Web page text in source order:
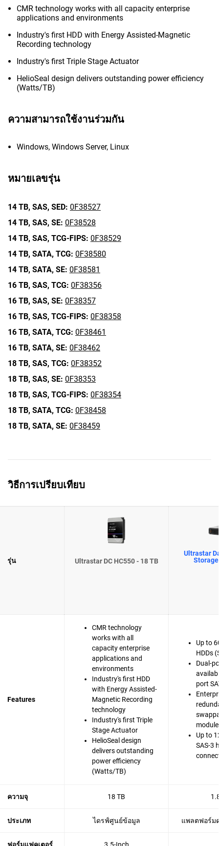
CMR technology works with all capacity enterprise
applications and environments
Industry's first HDD with Energy Assisted-Magnetic
Recording technology
Industry's first Triple Stage Actuator
HelioSeal design delivers outstanding power efficiency
(Watts/TB)
ความสามารถใช้งานร่วมกัน
Windows, Windows Server, Linux
หมายเลขรุ่น
14 TB, SAS, SED: 0F38527
14 TB, SAS, SE: 0F38528
14 TB, SAS, TCG-FIPS: 0F38529
14 TB, SATA, TCG: 0F38580
14 TB, SATA, SE: 0F38581
16 TB, SAS, TCG: 0F38356
16 TB, SAS, SE: 0F38357
16 TB, SAS, TCG-FIPS: 0F38358
16 TB, SATA, TCG: 0F38461
16 TB, SATA, SE: 0F38462
18 TB, SAS, TCG: 0F38352
18 TB, SAS, SE: 0F38353
18 TB, SAS, TCG-FIPS: 0F38354
18 TB, SATA, TCG: 0F38458
18 TB, SATA, SE: 0F38459
วิธีการเปรียบเทียบ
รุ่น Ultrastar DC HC550 - 18 TB
Ultrastar
Features
CMR technology
works with all
capacity enterprise
applications and
environments
Industry's first HDD
with Energy Assisted-
Magnetic Recording
technology
Industry's first Triple
Stage Actuator
HelioSeal design
delivers outstanding
power efficiency
(Watts/TB)
Up to
HDDs
Dual-
port
Up to
SAS-3
ความจุ 18 TB
ประเภท ไดรฟ์ศูนย์ข้อมูล แพลตฟอร์ม